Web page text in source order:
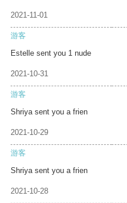
2021-11-01
游客
Estelle sent you 1 nude
2021-10-31
游客
Shriya sent you a frien
2021-10-29
游客
Shriya sent you a frien
2021-10-28